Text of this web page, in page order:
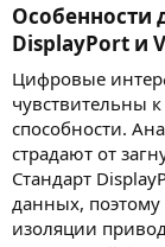
Особенности
DisplayPort и
Цифровые
чувствительны
способности.
страдают от
Стандарт
данных, поэтому
изоляции